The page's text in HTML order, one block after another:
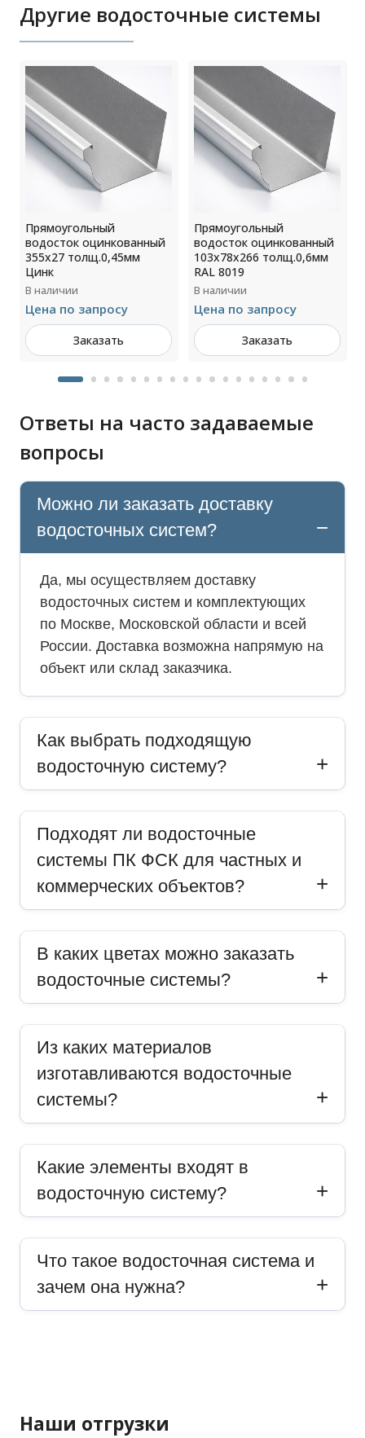
Другие водосточные системы
Прямоугольный
водосток оцинкованный
355х27 толщ.0,45мм
Цинк
В наличии
Цена по запросу
Заказать
Прямоугольный
водосток оцинкованный
103х78х266 толщ.0,6мм
RAL 8019
В наличии
Цена по запросу
Заказать
Ответы на часто задаваемые
вопросы
Можно ли заказать доставку
водосточных систем?
Да, мы осуществляем доставку
водосточных систем и комплектующих
по Москве, Московской области и всей
России. Доставка возможна напрямую на
объект или склад заказчика.
Как выбрать подходящую
водосточную систему?
Подходят ли водосточные
системы ПК ФСК для частных и
коммерческих объектов?
В каких цветах можно заказать
водосточные системы?
Из каких материалов
изготавливаются водосточные
системы?
Какие элементы входят в
водосточную систему?
Что такое водосточная система и
зачем она нужна?
Наши отгрузки